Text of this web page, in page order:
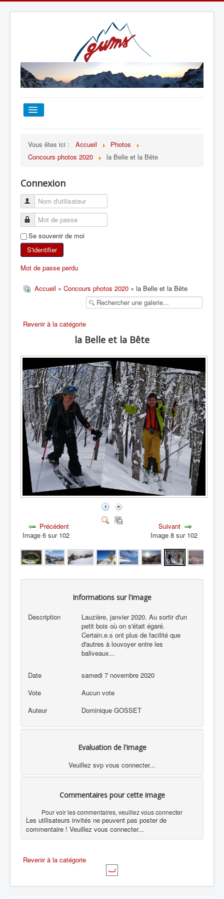
TOUT SUR LE GUMS
ESCALADE
ALPINISME
SKI DE RANDONNÉE
RANDONNÉE SPORTIVE
Vous êtes ici : Accueil
Photos
Concours photos 2020
la Belle et la Bête
Connexion
Se souvenir de moi
S'identifier
Mot de passe perdu
Accueil » Concours photos 2020 » la Belle et la Bête
Revenir à la catégorie
la Belle et la Bête
Précédent
Image 6 sur 102
Suivant
Image 8 sur 102
Informations sur l'image
Description
Lauzière, janvier 2020. Au sortir d'un
petit bois où on s'était égaré.
Certain.e.s ont plus de facilité que
d'autres à louvoyer entre les
baliveaux...
Date
samedi 7 novembre 2020
Vote
Aucun vote
Auteur
Dominique GOSSET
Evaluation de l'image
Veuillez svp vous connecter...
Commentaires pour cette image
Pour voir les commentaires, veuillez vous connecter
Les utilisateurs invités ne peuvent pas poster de
commentaire ! Veuillez vous connecter...
Revenir à la catégorie